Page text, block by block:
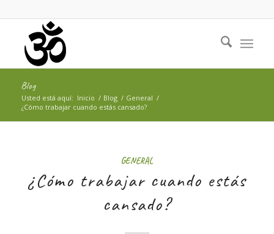
Blog
Usted está aquí: Inicio / Blog / General /
¿Cómo trabajar cuando estás cansado?
GENERAL
¿Cómo trabajar cuando estás
cansado?